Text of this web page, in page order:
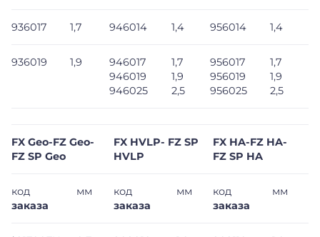
936017 1,7 946014 1,4 956014 1,4
936019 1,9
946017
946019
946025
1,7
1,9
2,5
956017
956019
956025
1,7
1,9
2,5
FX Geo-FZ Geo-
FZ SP Geo
FX HVLP- FZ SP
HVLP
FX HA-FZ HA-
FZ SP HA
код
заказа
мм
код
заказа
мм
код
заказа
мм